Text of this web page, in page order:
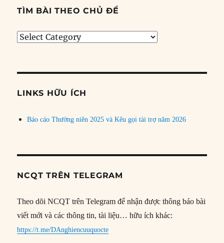
TÌM BÀI THEO CHỦ ĐỀ
Tìm
đề
LINKS HỮU ÍCH
Báo cáo Thường niên 2025 và Kêu gọi tài trợ năm 2026
NCQT TRÊN TELEGRAM
Theo dõi NCQT trên Telegram để nhận được thông báo bài
viết mới và các thông tin, tài liệu… hữu ích khác:
https://t.me/DAnghiencuuquocte